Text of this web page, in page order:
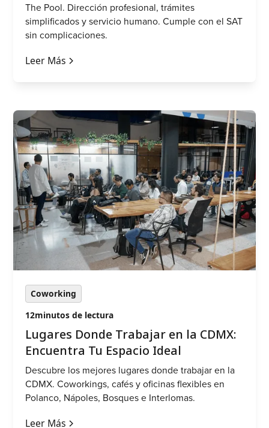
The Pool. Dirección profesional, trámites
simplificados y servicio humano. Cumple con el SAT
sin complicaciones.
Leer Más
Coworking
12minutos de lectura
Lugares Donde Trabajar en la CDMX:
Encuentra Tu Espacio Ideal
Descubre los mejores lugares donde trabajar en la
CDMX. Coworkings, cafés y oficinas flexibles en
Polanco, Nápoles, Bosques e Interlomas.
Leer Más